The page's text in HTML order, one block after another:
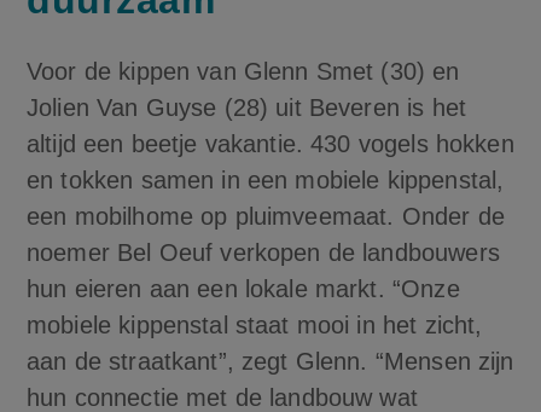
Voor de kippen van Glenn Smet (30) en
Jolien Van Guyse (28) uit Beveren is het
altijd een beetje vakantie. 430 vogels hokken
en tokken samen in een mobiele kippenstal,
een mobilhome op pluimveemaat. Onder de
noemer Bel Oeuf verkopen de landbouwers
hun eieren aan een lokale markt. “Onze
mobiele kippenstal staat mooi in het zicht,
aan de straatkant”, zegt Glenn. “Mensen zijn
hun connectie met de landbouw wat